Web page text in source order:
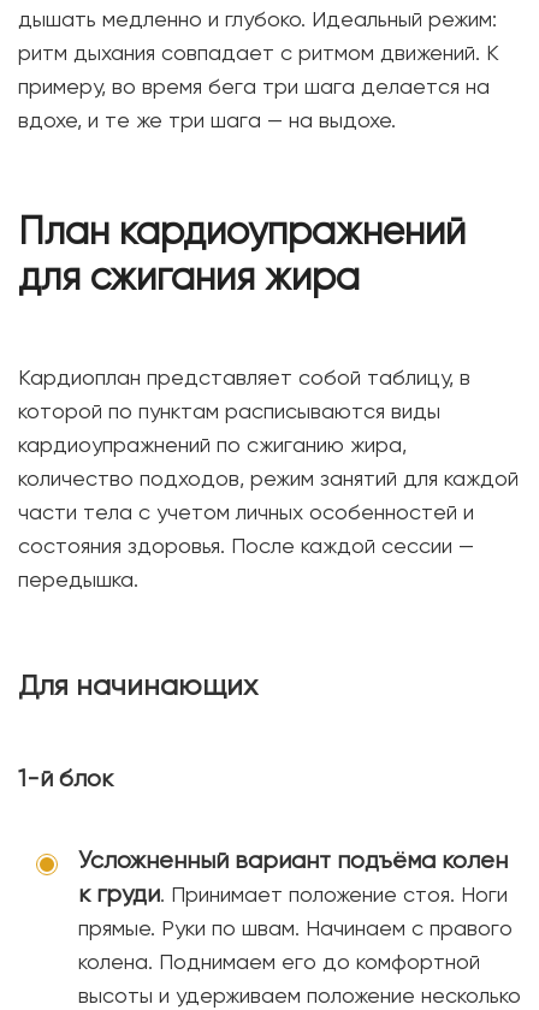
дышать медленно и глубоко. Идеальный режим:
ритм дыхания совпадает с ритмом движений. К
примеру, во время бега три шага делается на
вдохе, и те же три шага — на выдохе.
План кардиоупражнений
для сжигания жира
Кардиоплан представляет собой таблицу, в
которой по пунктам расписываются виды
кардиоупражнений по сжиганию жира,
количество подходов, режим занятий для каждой
части тела с учетом личных особенностей и
состояния здоровья. После каждой сессии —
передышка.
Для начинающих
1-й блок
Усложненный вариант подъёма колен
к груди. Принимает положение стоя. Ноги
прямые. Руки по швам. Начинаем с правого
колена. Поднимаем его до комфортной
высоты и удерживаем положение несколько